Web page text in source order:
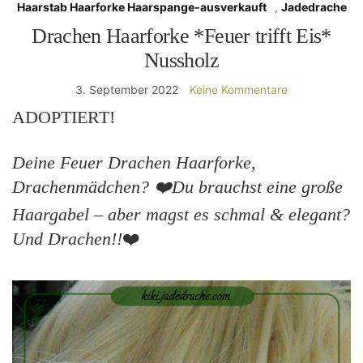
Haarstab Haarforke Haarspange-ausverkauft , Jadedrache
Drachen Haarforke *Feuer trifft Eis*
Nussholz
3. September 2022 Keine Kommentare
ADOPTIERT!
Deine Feuer Drachen Haarforke,
Drachenmädchen? ❤️Du brauchst eine große
Haargabel – aber magst es schmal & elegant?
Und Drachen!!❤️